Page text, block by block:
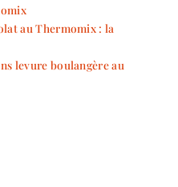
au Thermomix : la
levure boulangère au